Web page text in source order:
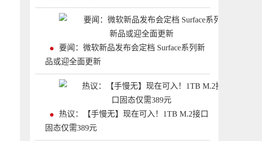
要闻：微软新品发布会定档 Surface系列新
品或迎全面更新
热议：【手慢无】现在可入！1TB M.2接口
固态仅需389元